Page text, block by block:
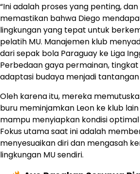
“Ini adalah proses yang penting,
memastikan bahwa Diego
lingkungan yang tepat untuk
pelatih MU. Manajemen klub
dari sepak bola Paraguay ke Liga
Perbedaan gaya permainan,
adaptasi budaya menjadi
Oleh karena itu, mereka
buru meminjamkan Leon ke klub
mampu menyiapkan kondisi
Fokus utama saat ini adalah
menyesuaikan diri dan mengasah
lingkungan MU sendiri.